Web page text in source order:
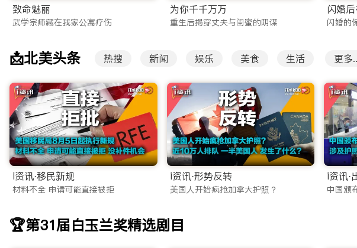
除了影视剧，我们还引进了国内各大卫视和视频平台的S级综艺节目。热门的真人
画板块，精选优质国漫，寓教于乐，帮助孩子学习中文，传承中华文化。
除了点播内容，iTalkBB TV 的另一大核心特色是提供极其稳定的海外网络电视直播
央视/卫视全覆盖：支持CCTV-1、CCTV-4等央视核心频道，以及湖南卫视、浙江
大型晚会同步：无论是备受瞩目的春节联欢晚会，还是各大卫视的跨年演唱会、中
实时新闻资讯：早间新闻、新闻联播实时传送，让您不错过任何一条国内重磅资讯，
为什幺iTalkBB TV是您值得信赖的海外华人视频网站？
在盗版横行、广告满天飞的互联网环境中，坚持做正版、高清、无广告打扰的海外
我们所有的内容均获得正版授权，这不仅保障了您的观看体验不会因版权投诉而中
还在苦苦寻找靠谱的海外看剧平台？不要犹豫，立即访问 iTalkBB TV 官网或下载
致命魅丽
武学宗师藏在我家公寓疗伤
为你千千万万
重生后揭穿丈夫与闺蜜的阴谋
闪婚
闪婚的
📩北美头条 热搜 新闻 娱乐 美食 生活 更多
i资讯·移民新规
材料不全 申请可能直接被拒
i资讯·形势反转
美国人开始疯抢加拿大护照？
i资讯·
中国颁
🏆第31届白玉兰奖精选剧目